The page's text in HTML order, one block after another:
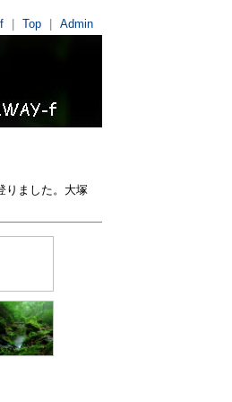
Top Admin
りました。大塚